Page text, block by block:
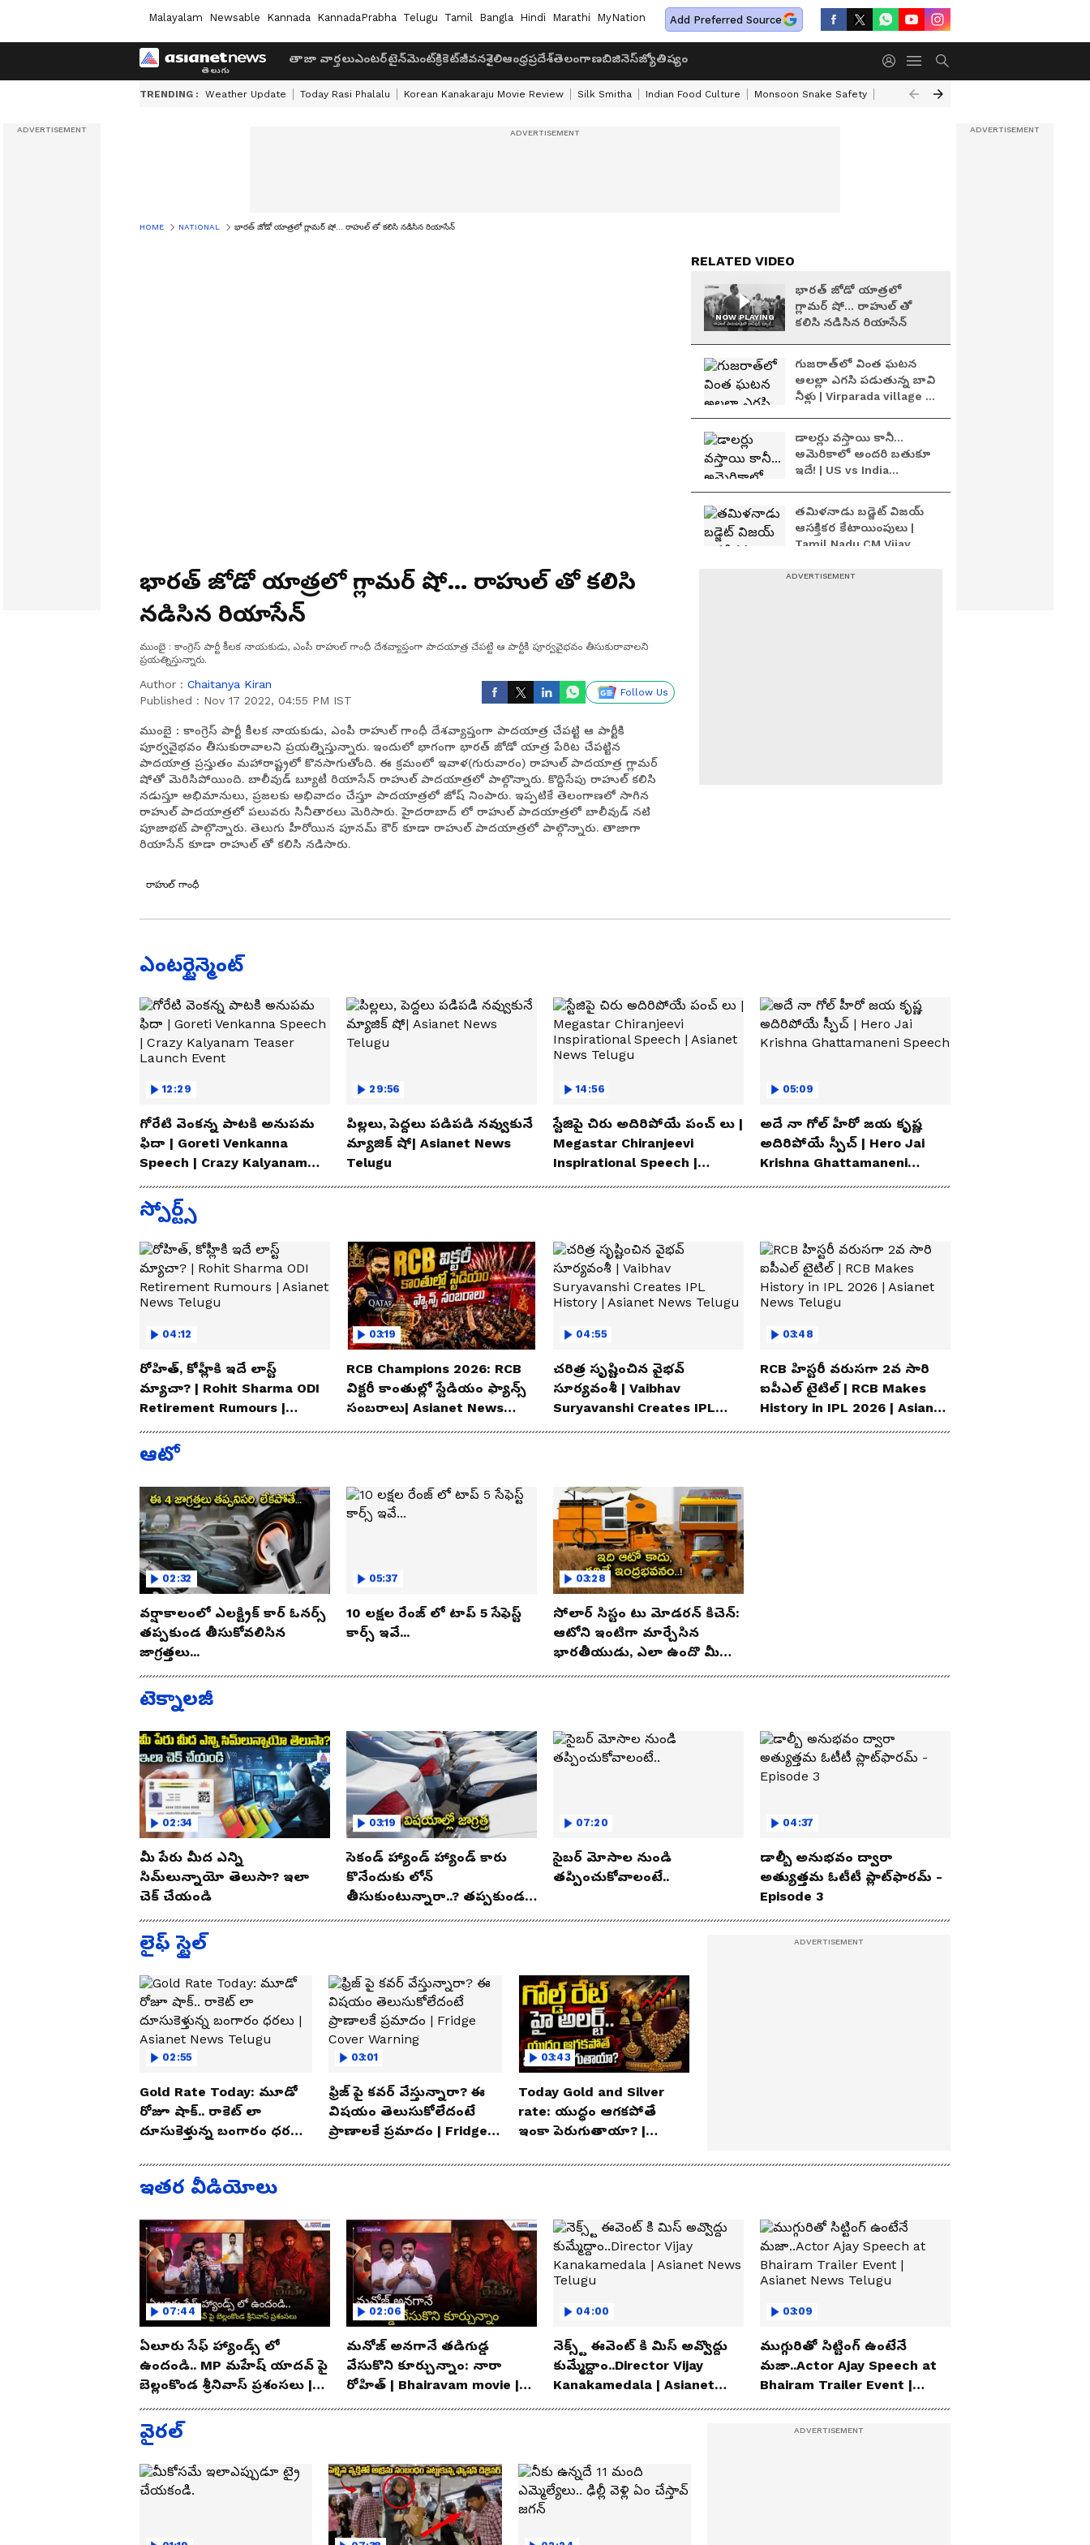
Malayalam Newsable Kannada KannadaPrabha Telugu Tamil Bangla Hindi Marathi MyNation Add Preferred Source
తాజా వార్తలుఎంటర్‌టైన్‌మెంట్క్రికెట్జీవనశైలిఆంధ్రప్రదేశ్తెలంగాణబిజినెస్జ్యోతిష్యం
TRENDING : Weather Update Today Rasi Phalalu Korean Kanakaraju Movie Review Silk Smitha Indian Food Culture Monsoon Snake Safety Akkineni Nageswara Rao
HOME NATIONAL భారత్ జోడో యాత్రలో గ్లామర్ షో... రాహుల్ తో కలిసి నడిసిన రియాసేన్
భారత్ జోడో యాత్రలో గ్లామర్ షో... రాహుల్ తో కలిసి
నడిసిన రియాసేన్
ముంబై : కాంగ్రెస్ పార్టీ కీలక నాయకుడు, ఎంపీ రాహుల్ గాంధీ దేశవ్యాప్తంగా పాదయాత్ర చేపట్టి ఆ పార్టీకి పూర్వవైభవం తీసుకురావాలని
ప్రయత్నిస్తున్నారు.
Author : Chaitanya Kiran
Published : Nov 17 2022, 04:55 PM IST
Follow Us
ముంబై : కాంగ్రెస్ పార్టీ కీలక నాయకుడు, ఎంపీ రాహుల్ గాంధీ దేశవ్యాప్తంగా పాదయాత్ర చేపట్టి ఆ పార్టీకి
పూర్వవైభవం తీసుకురావాలని ప్రయత్నిస్తున్నారు. ఇందులో భాగంగా భారత్ జోడో యాత్ర పేరిట చేపట్టిన
పాదయాత్ర ప్రస్తుతం మహారాష్ట్రలో కొనసాగుతోంది. ఈ క్రమంలో ఇవాళ(గురువారం) రాహుల్ పాదయాత్ర గ్లామర్
షోతో మెరిసిపోయింది. బాలీవుడ్ బ్యూటీ రియాసేన్ రాహుల్ పాదయాత్రలో పాల్గొన్నారు. కొద్దిసేపు రాహుల్ కలిసి
నడుస్తూ అభిమానులు, ప్రజలకు అభివాదం చేస్తూ పాదయాత్రలో జోష్ నింపారు. ఇప్పటికే తెలంగాణలో సాగిన
రాహుల్ పాదయాత్రలో పలువరు సినీతారలు మెరిసారు. హైదరాబాద్ లో రాహుల్ పాదయాత్రలో బాలీవుడ్ నటి
పూజాభట్ పాల్గొన్నారు. తెలుగు హీరోయిన పూనమ్ కౌర్ కూడా రాహుల్ పాదయాత్రలో పాల్గొన్నారు. తాజాగా
రియాసేన్ కూడా రాహుల్ తో కలిసి నడిసారు.
RELATED VIDEO
NOW PLAYING
భారత్ జోడో యాత్రలో
గ్లామర్ షో... రాహుల్ తో
కలిసి నడిసిన రియాసేన్
గుజరాత్‌లో వింత ఘటన
అలల్లా ఎగసి పడుతున్న బావి
నీళ్లు | Virparada village |
డాలర్లు వస్తాయి కానీ...
అమెరికాలో అందరి బతుకూ
ఇదే! | US vs India
తమిళనాడు బడ్జెట్ విజయ్
ఆసక్తికర కేటాయింపులు |
Tamil Nadu CM Vijay
భోగాపురం పర్యటనలో మోదీ
సెక్యూరిటీ చూశారా | PM
Airport
రాహుల్ గాంధీ
ఎంటర్టైన్మెంట్
12:29
గోరేటి వెంకన్న పాటకి అనుపమ
ఫిదా | Goreti Venkanna
Speech | Crazy Kalyanam
Teaser Launch Event
29:56
పిల్లలు, పెద్దలు పడిపడి నవ్వుకునే
మ్యాజిక్ షో| Asianet News
Telugu
14:56
స్టేజిపై చిరు అదిరిపోయే పంచ్ లు |
Megastar Chiranjeevi
Inspirational Speech |
Asianet News Telugu
05:09
అదే నా గోల్ హీరో జయ కృష్ణ
అదిరిపోయే స్పీచ్ | Hero Jai
Krishna Ghattamaneni
Speech
స్పోర్ట్స్
04:12
రోహిత్, కోహ్లీకి ఇదే లాస్ట్
మ్యాచా? | Rohit Sharma ODI
Retirement Rumours |
03:19
RCB Champions 2026: RCB
విక్టరీ కాంతుల్లో స్టేడియం ఫ్యాన్స్
సంబరాలు| Asianet News
04:55
చరిత్ర సృష్టించిన వైభవ్
సూర్యవంశీ | Vaibhav
Suryavanshi Creates IPL
03:48
RCB హిస్టరీ వరుసగా 2వ సారి
ఐపీఎల్ టైటిల్ | RCB Makes
History in IPL 2026 | Asianet
ఆటో
02:32
వర్షాకాలంలో ఎలక్ట్రిక్ కార్ ఓనర్స్
తప్పకుండ తీసుకోవలిసిన
జాగ్రత్తలు...
05:37
10 లక్షల రేంజ్ లో టాప్ 5 సేఫెస్ట్
కార్స్ ఇవే...
03:28
సోలార్ సిస్టం టు మోడరన్ కిచెన్:
ఆటోని ఇంటిగా మార్చేసిన
భారతీయుడు, ఎలా ఉందొ మీరూ
ఒక లుక్కేయండి
టెక్నాలజీ
02:34
మీ పేరు మీద ఎన్ని
సిమ్‌లున్నాయో తెలుసా? ఇలా
చెక్ చేయండి
03:19
సెకండ్ హ్యాండ్ హ్యాండ్ కారు
కొనేందుకు లోన్
తీసుకుంటున్నారా..? తప్పకుండ
ఈ విషయాలు తెలుసుకోండి..!
07:20
సైబర్ మోసాల నుండి
తప్పించుకోవాలంటే..
04:37
డాల్బీ అనుభవం ద్వారా
అత్యుత్తమ ఓటీటీ ప్లాట్‌ఫారమ్ -
Episode 3
లైఫ్ స్టైల్
02:55
Gold Rate Today: మూడో
రోజూ షాక్.. రాకెట్ లా
దూసుకెళ్తున్న బంగారం ధరలు
03:01
ఫ్రిజ్ పై కవర్ వేస్తున్నారా? ఈ
విషయం తెలుసుకోలేదంటే
ప్రాణాలకే ప్రమాదం | Fridge
03:43
Today Gold and Silver
rate: యుద్ధం ఆగకపోతే
ఇంకా పెరుగుతాయా? |
ఇతర వీడియోలు
07:44
ఏలూరు సేఫ్ హ్యాండ్స్ లో
ఉందండి.. MP మహేష్ యాదవ్ పై
బెల్లంకొండ శ్రీనివాస్ ప్రశంసలు |
Asianet Telugu
02:06
మనోజ్ అనగానే తడిగుడ్డ
వేసుకొని కూర్చున్నాం: నారా
రోహిత్ | Bhairavam movie |
Asianet News Telugu
04:00
నెక్స్ట్ ఈవెంట్ కి మిస్ అవ్వొద్దు
కుమ్మేద్దాం..Director Vijay
Kanakamedala | Asianet
News Telugu
03:09
ముగ్గురితో సిట్టింగ్ ఉంటేనే
మజా..Actor Ajay Speech at
Bhairam Trailer Event |
Asianet News Telugu
వైరల్